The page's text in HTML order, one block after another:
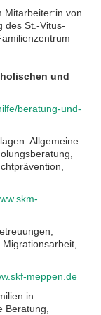
Mitarbeiter:in von
des St.-Vitus-
und
beratung-und-
Allgemeine
meppen.de
in
Beratung,